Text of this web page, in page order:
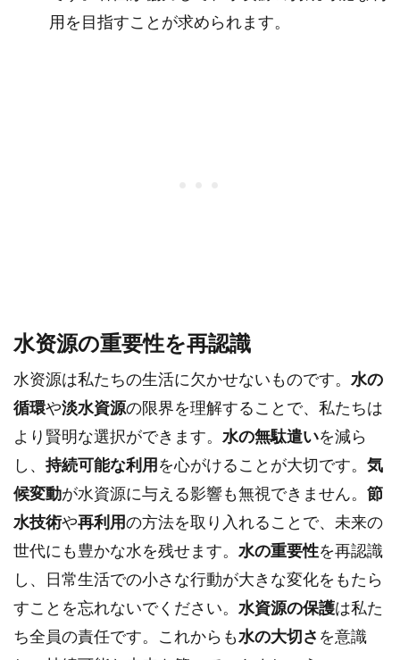
用を目指すことが求められます。
水资源の重要性を再認識
水资源は私たちの生活に欠かせないものです。 水の
循環や淡水資源の限界を理解することで、私たちは
より賢明な選択ができます。 水の無駄遣いを減ら
し、 持続可能な利用 を心がけることが大切です。 気
候変動が水資源に与える影響も無視できません。 節
水技術や再利用の方法を取り入れることで、未来の
世代にも豊かな水を残せます。 水の重要性を再認識
し、日常生活での小さな行動が大きな変化をもたら
すことを忘れないでください。 水資源の保護は私た
ち全員の責任です。これからも水の大切さ を意識